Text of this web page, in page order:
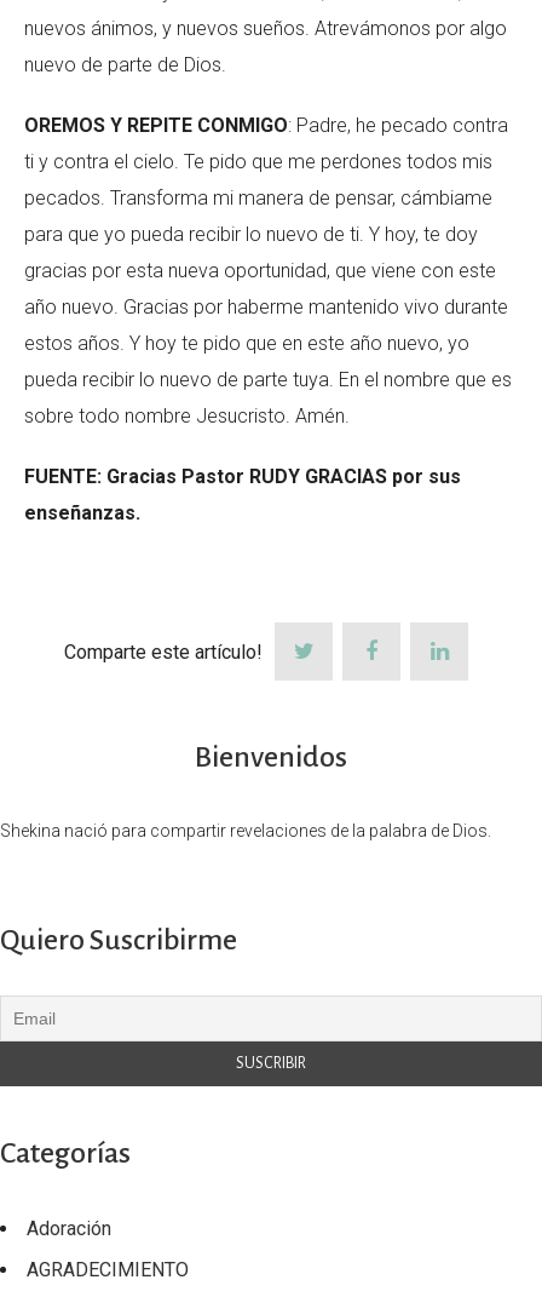
nuevos ánimos, y nuevos sueños. Atrevámonos por algo
nuevo de parte de Dios.
OREMOS Y REPITE CONMIGO: Padre, he pecado contra
ti y contra el cielo. Te pido que me perdones todos mis
pecados. Transforma mi manera de pensar, cámbiame
para que yo pueda recibir lo nuevo de ti. Y hoy, te doy
gracias por esta nueva oportunidad, que viene con este
año nuevo. Gracias por haberme mantenido vivo durante
estos años. Y hoy te pido que en este año nuevo, yo
pueda recibir lo nuevo de parte tuya. En el nombre que es
sobre todo nombre Jesucristo. Amén.
FUENTE: Gracias Pastor RUDY GRACIAS por sus
enseñanzas.
Comparte este artículo!
Bienvenidos
Shekina nació para compartir revelaciones de la palabra de Dios.
Quiero Suscribirme
Categorías
Adoración
AGRADECIMIENTO